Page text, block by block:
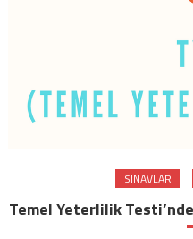
SINAVLAR
Temel Yeterlilik